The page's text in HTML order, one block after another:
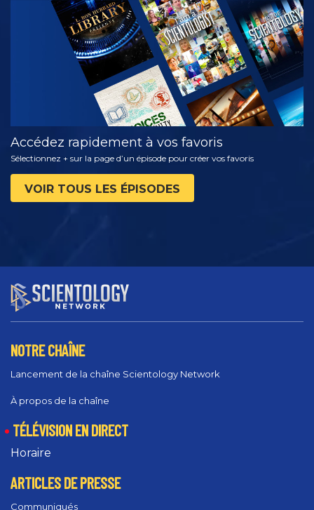
REGARDER
DÉCOUVRIR
LES SÉRIES
Accédez rapidement à vos favoris
Sélectionnez + sur la page d’un épisode pour créer vos favoris
VOIR TOUS LES ÉPISODES
NOTRE CHAÎNE
Lancement de la chaîne Scientology Network
À propos de la chaîne
TÉLÉVISION EN DIRECT
Horaire
ARTICLES DE PRESSE
Communiqués